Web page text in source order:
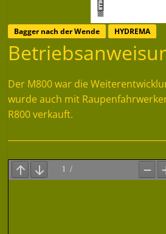
Bagger nach der Wende HYDREMA
Der M800 war die
wurde auch mit
R800 verkauft.